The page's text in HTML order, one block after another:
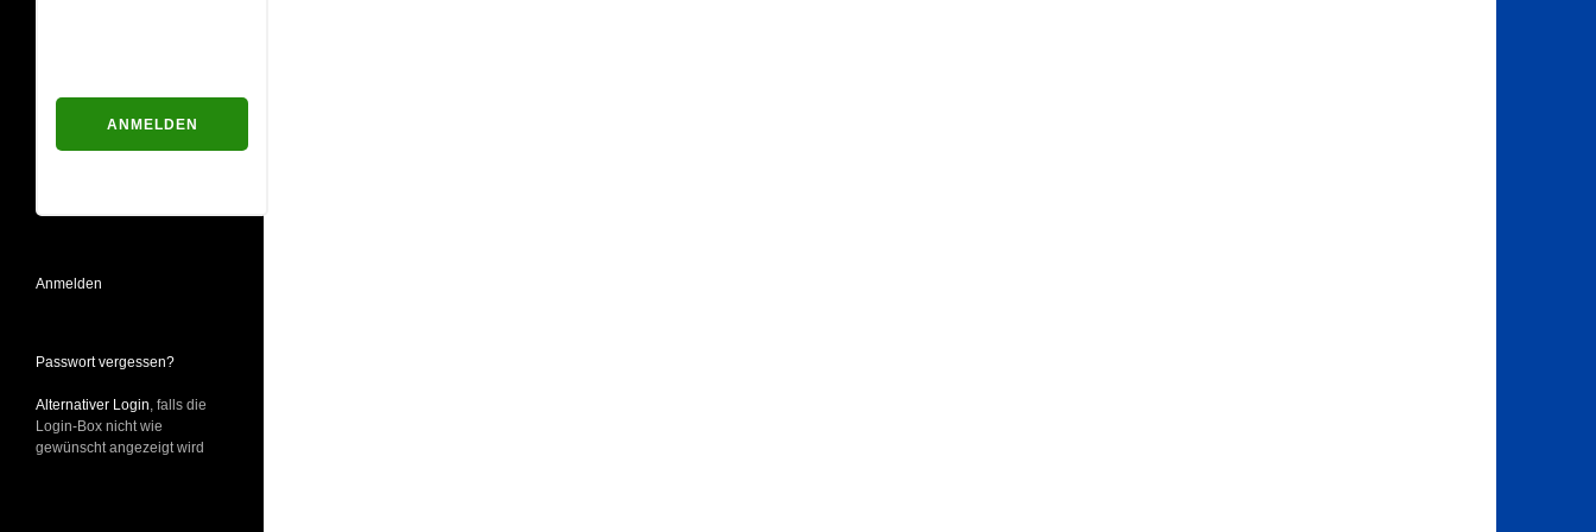
Anmelden
Passwort vergessen?
Alternativer Login , falls die
Login-Box nicht wie
gewünscht angezeigt wird